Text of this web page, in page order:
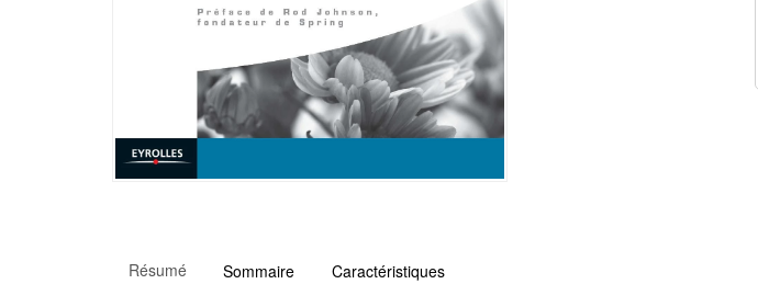
Résumé Sommaire Caractéristiques